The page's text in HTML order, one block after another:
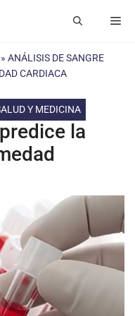
» ANÁLISIS DE SANGRE
CARDIACA
Y MEDICINA
la